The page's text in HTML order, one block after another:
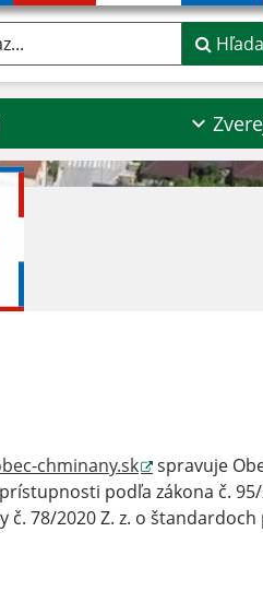
chminany.sk spravuje
podľa zákona č.
č. 78/2020 Z. z. o